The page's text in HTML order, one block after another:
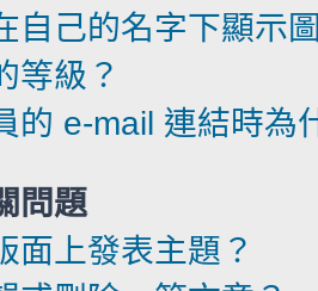
自己的名字下顯示
等級？
的 e-mail 連結時為
問題
面上發表主題？